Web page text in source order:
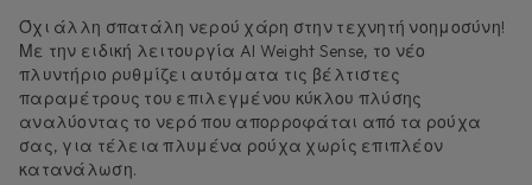
Όχι άλλη σπατάλη νερού χάρη στην τεχνητή νοημοσύνη!
Με την ειδική λειτουργία AI Weight Sense, το νέο
πλυντήριο ρυθμίζει αυτόματα τις βέλτιστες
παραμέτρους του επιλεγμένου κύκλου πλύσης
αναλύοντας το νερό που απορροφάται από τα ρούχα
σας, για τέλεια πλυμένα ρούχα χωρίς επιπλέον
κατανάλωση.